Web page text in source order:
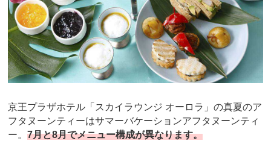
京王プラザホテル「スカイラウンジ オーロラ」の真夏のア
フタヌーンティーはサマーバケーションアフタヌーンティ
ー。7月と8月でメニュー構成が異なります。